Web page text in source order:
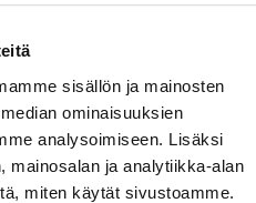
sisällön ja mainosten
ominaisuuksien
analysoimiseen. Lisäksi
mainosalan ja analytiikka-alan
miten käytät sivustoamme.
MYYNNISSÄ
jatkaa Sportin
Superkaudella – jatkoa
yhteistyölle